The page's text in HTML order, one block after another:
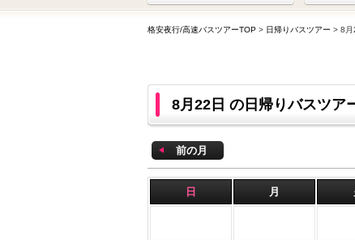
格安夜行/高速バスツアーTOP > 日帰りバスツアー > 8月
8月22日 の日帰りバスツア
前の月
日 月